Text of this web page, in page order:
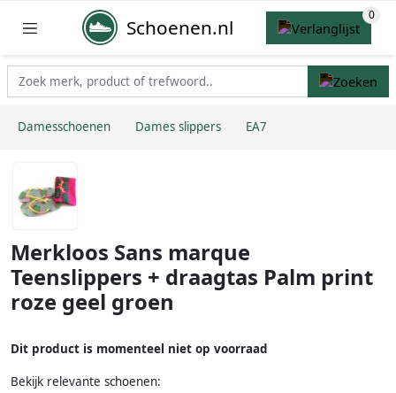
Schoenen.nl
Damesschoenen Dames slippers EA7
Merkloos Sans marque
Teenslippers + draagtas Palm print
roze geel groen
Dit product is momenteel niet op voorraad
Bekijk relevante schoenen: